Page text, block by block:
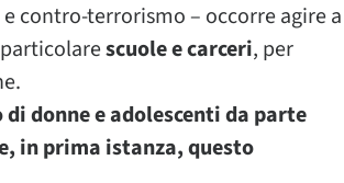
contro-terrorismo – occorre agire a
scuole e carceri, per
donne e adolescenti da parte
in prima istanza, questo